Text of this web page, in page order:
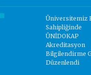
Üniversitemiz
Sahipliğinde
ÜNİDOKAP
Akreditasyon
Bilgilendirme
Düzenlendi